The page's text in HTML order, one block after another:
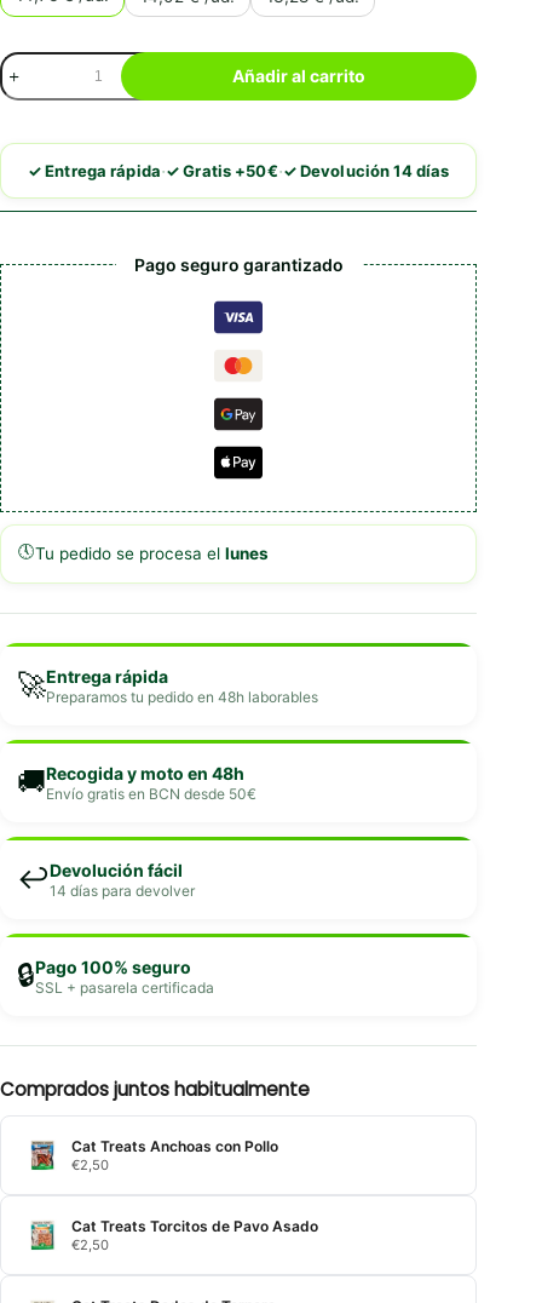
Schesir
Lata
Atún
Gelatina
Para
Gato
Añadir al carrito
✓ Entrega rápida·✓ Gratis +50€·✓ Devolución 14 días
Pago seguro garantizado
🕔Tu pedido se procesa el lunes
🚀Entrega rápida
Preparamos tu pedido en 48h laborables
🚚Recogida y moto en 48h
Envío gratis en BCN desde 50€
↩️Devolución fácil
14 días para devolver
🔒Pago 100% seguro
SSL + pasarela certificada
Comprados juntos habitualmente
Cat Treats Anchoas con Pollo
€2,50
Cat Treats Torcitos de Pavo Asado
€2,50